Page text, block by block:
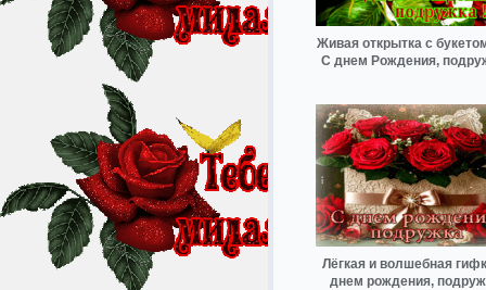
Живая открытка с
С днем Рождения,
Лёгкая и волшебная
днем рождения,